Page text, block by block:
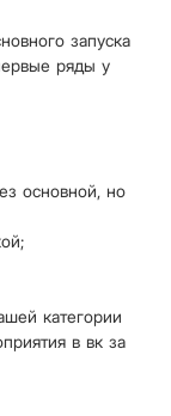
запуска
ряды у
основной, но
категории
в вк за